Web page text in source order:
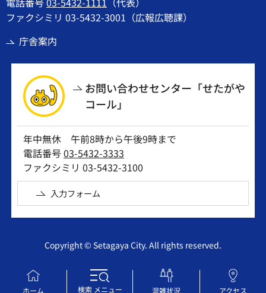
ホーム 検索メニュー 混雑状況 アクセス
ファクシミリ 03-5432-3001（広報広聴課）
庁舎案内
お問い合わせセンター「せたがや
コール」
年中無休 午前8時から午後9時まで
電話番号03-5432-3333
ファクシミリ 03-5432-3100
入力フォーム
Copyright © Setagaya City. All rights reserved.